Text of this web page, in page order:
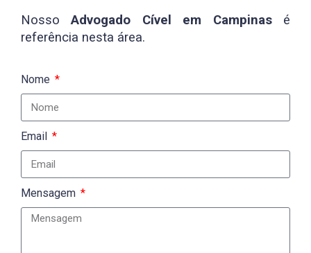
NossoAdvogado Cível em Campinasé
referência nesta área.
Nome
Email
Mensagem